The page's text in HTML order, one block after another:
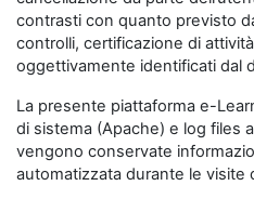
contrasti con quanto previsto
controlli, certificazione di
oggettivamente identificati dal
La presente piattaforma e-
di sistema (Apache) e log files
vengono conservate
automatizzata durante le visite